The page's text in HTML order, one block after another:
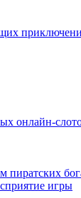
онлайн-
пиратских
игры